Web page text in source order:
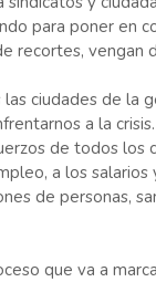
para poner en
recortes, vengan
las ciudades de la
a la
de todos los
a los
de personas,
que va a